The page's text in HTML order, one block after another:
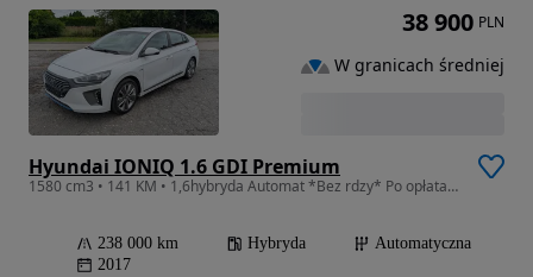
Hyundai IONIQ 1.6 GDI Premium
1580 cm3 • 141 KM • 1,6hybryda Automat *Bez rdzy* Po opłatach
238 000 km Hybryda
Automatyczna
2017
38 900 PLN
W granicach średniej